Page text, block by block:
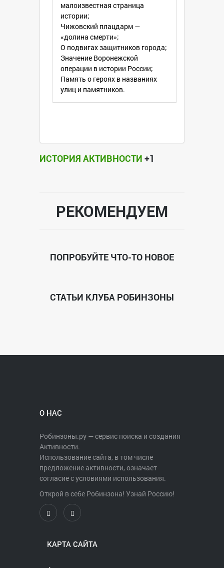
малоизвестная страница
истории;
Чижовский плацдарм —
«долина смерти»;
О подвигах защитников города;
Значение Воронежской
операции в истории России;
Память о героях в названиях
улиц и памятников.
ИСТОРИЯ АКТИВНОСТИ +1
РЕКОМЕНДУЕМ
ПОПРОБУЙТЕ ЧТО-ТО НОВОЕ
СТАТЬИ КЛУБА РОБИНЗОНЫ
О НАС
Робинзоны.ру — сервис поиска и создания
Активности.
Использование сайта, в том числе
предложение активности, означает
согласие с условиями использования.
Открой в себе Робинзона! Узнай Россию!
КАРТА САЙТА